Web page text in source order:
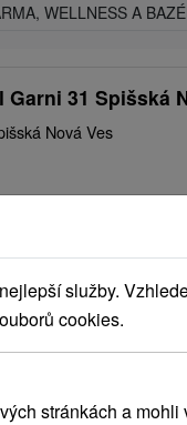
WELLNESS A
Garni 31 Spišská
Nová Ves
hotel v okrajovej časti
svojim návštevníkom
služby.
cookies.
stránkách a